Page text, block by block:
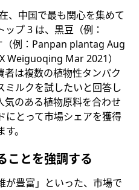
、中国で最も関心を集めて
プ 3 は、黒豆（例：
例：Panpan plantag Aug
Weiguoqing Mar 2021）
者は複数の植物性タンパク
ミルクを試したいと回答し
気のある植物原料を合わせ
にとって市場シェアを獲得
。
ことを強調する
が豊富」といった、市場で